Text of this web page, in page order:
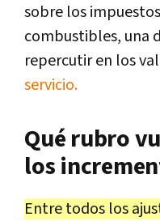
sobre los
combustibles, una
repercutir en los
servicio.
Qué rubro
los
Entre todos los